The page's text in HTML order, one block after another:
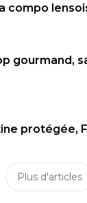
compo
gourmand,
protégée,
Plus d'articles